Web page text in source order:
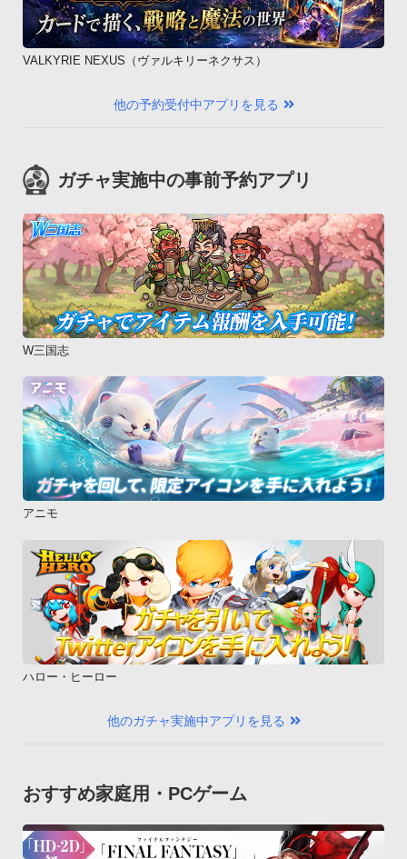
VALKYRIE NEXUS（ヴァルキリーネクサス）
他の予約受付中アプリを見る
ガチャ実施中の事前予約アプリ
W三国志
アニモ
ハロー・ヒーロー
他のガチャ実施中アプリを見る
おすすめ家庭用・PCゲーム